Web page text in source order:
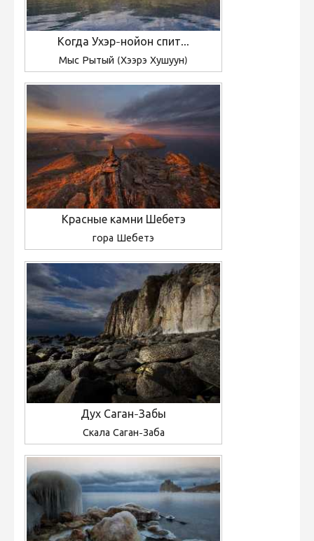
Когда Ухэр-нойон спит...
Мыс Рытый (Хээрэ Хушуун)
Красные камни Шебетэ
гора Шебетэ
Дух Саган-Забы
Скала Саган-Заба